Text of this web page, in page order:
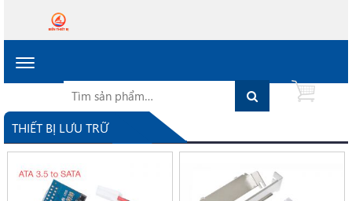
Toggle
navigation
Tìm
cho:
THIẾT BỊ LƯU TRỮ